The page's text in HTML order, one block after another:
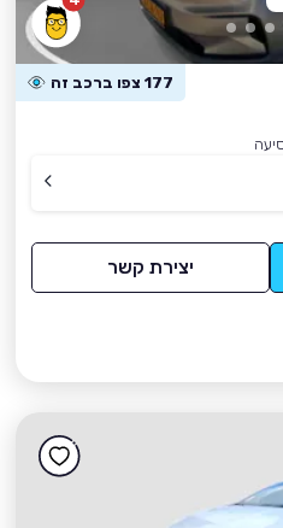
177 צפו ברכב זה
יצירת קשר